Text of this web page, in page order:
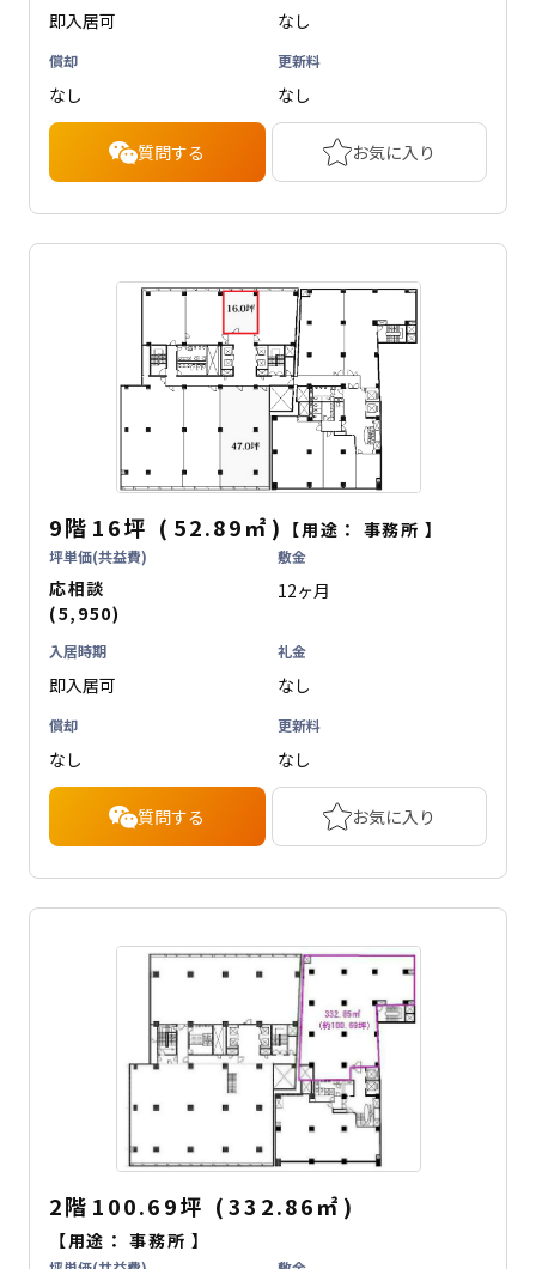
即入居可 なし
償却
なし
更新料
なし
質問する お気に入り
9階 16坪 ( 52.89㎡ ) 【用途： 事務所 】
坪単価(共益費)
応相談
(5,950)
敷金
12ヶ月
入居時期
即入居可
礼金
なし
償却
なし
更新料
なし
質問する お気に入り
2階 100.69坪 ( 332.86㎡ )
【用途：事務所 】